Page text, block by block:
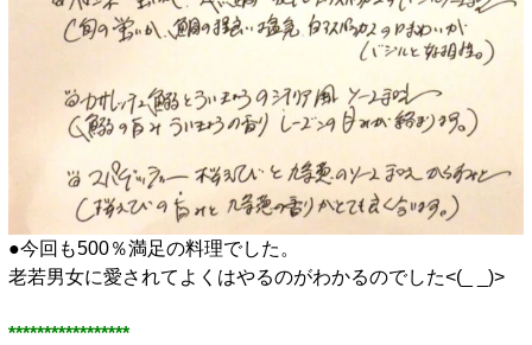
●今回も500％満足の料理でした。
老若男女に愛されてよくはやるのがわかるのでした<(_ _)>
*****************